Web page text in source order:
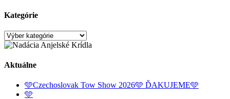
Kategórie
Kategórie
Aktuálne
🩵Czechoslovak Tow Show 2026🩵 ĎAKUJEME🩵
🩵